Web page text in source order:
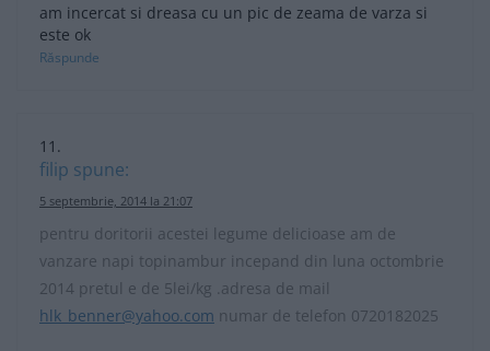
am incercat si dreasa cu un pic de zeama de varza si
este ok
Răspunde
filip spune:
5 septembrie, 2014 la 21:07
pentru doritorii acestei legume delicioase am de
vanzare napi topinambur incepand din luna octombrie
2014 pretul e de 5lei/kg .adresa de mail
hlk_benner@yahoo.com numar de telefon 0720182025